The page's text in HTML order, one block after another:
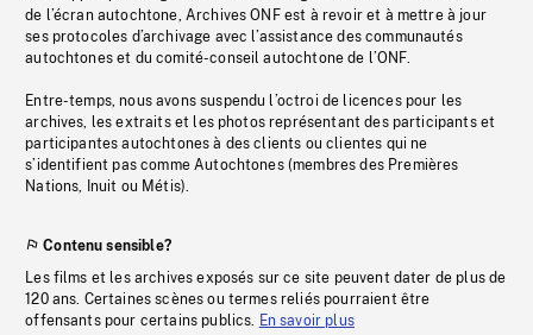
de l’écran autochtone, Archives ONF est à revoir et à mettre à jour
ses protocoles d’archivage avec l’assistance des communautés
autochtones et du comité-conseil autochtone de l’ONF.
Entre-temps, nous avons suspendu l’octroi de licences pour les
archives, les extraits et les photos représentant des participants et
participantes autochtones à des clients ou clientes qui ne
s’identifient pas comme Autochtones (membres des Premières
Nations, Inuit ou Métis).
Contenu sensible?
Les films et les archives exposés sur ce site peuvent dater de plus de
120 ans. Certaines scènes ou termes reliés pourraient être
offensants pour certains publics. En savoir plus